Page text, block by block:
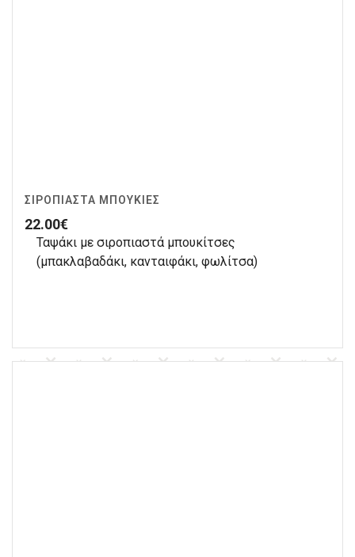
ΣΙΡΟΠΙΑΣΤΆ ΜΠΟΥΚΙΈΣ
22.00€
Ταψάκι με σιροπιαστά μπουκίτσες
(μπακλαβαδάκι, κανταιφάκι, φωλίτσα)